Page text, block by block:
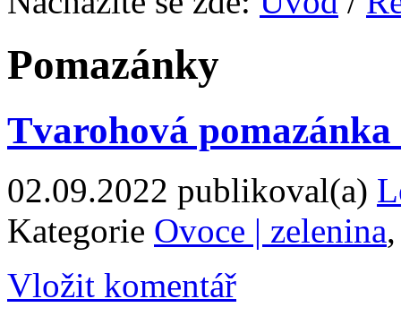
Pomazánky
Tvarohová
02.09.2022 publikoval(a)
Kategorie Ovoce | zelenina
Vložit komentář